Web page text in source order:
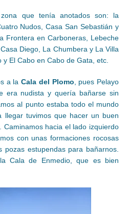
que tenía anotados son: la
Nudos, Casa San Sebastián y
Frontera en Carboneras, Lebeche
Diego, La Chumbera y La Villa
y El Cabo en Cabo de Gata, etc.
a laCala del Plomo, pues Pelayo
era nudista y quería bañarse sin
al punto estaba todo el mundo
llegar tuvimos que hacer un buen
hacia el lado izquierdo
con unas formaciones rocosas
pozas estupendas para bañarnos.
Cala de Enmedio, que es bien